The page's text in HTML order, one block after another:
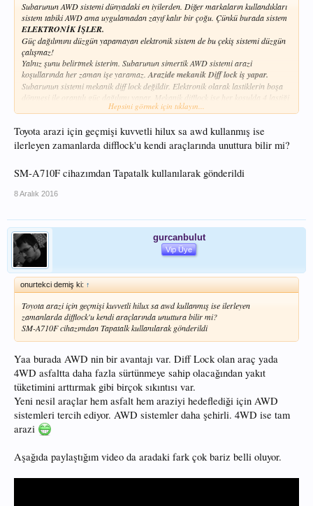
Subarunun AWD sistemi dünyadaki en iyilerden. Diğer markaların kullandıkları
sistem tabiki AWD ama uygulamadan zayıf kalır bir çoğu. Çünkü burada sistem
ELEKTRONİK İŞLER.
Güç dağılımını düzgün yapamayan elektronik sistem de bu çekiş sistemi düzgün
çalışmaz!
Yalnız şunu belirtmek isterim. Subarunun simertik AWD sistemi arazi
koşullarında her zaman işe yaramaz.Arazide mekanik Diff lock iş yapar.
Subarunun sistemi mekanik diff lock değildir. Elektronik olarak lastiklerin boşa
dönmesi ile orantılı güç dağılımı yapar. Mekanik difflock ise her koşulda 4 lastiği
sistem vardır. Arazi amaçlı kullanımlarda daha çok 4WD tercih edilir.
Evet günümüzde teknolojinin gelişmesi ile AWD sistemler oldukça gelişmiş ve
sistem kullanmaktadır. Oldukçada başarılıdır.
Hepsini görmek için tıklayın...
Toyota arazi için geçmişi kuvvetli hilux sa awd kullanmış ise
ilerleyen zamanlarda difflock'u kendi araçlarında unuttura bilir mi?
SM-A710F cihazımdan Tapatalk kullanılarak gönderildi
8 Aralık 2016
gurcanbulut
Vip Üye
onurtekci demiş ki: ↑
Toyota arazi için geçmişi kuvvetli hilux sa awd kullanmış ise ilerleyen
zamanlarda difflock'u kendi araçlarında unuttura bilir mi?
SM-A710F cihazımdan Tapatalk kullanılarak gönderildi
Yaa burada AWD nin bir avantajı var. Diff Lock olan araç yada
4WD asfaltta daha fazla sürtünmeye sahip olacağından yakıt
tüketimini arttırmak gibi birçok sıkıntısı var.
Yeni nesil araçlar hem asfalt hem araziyi hedeflediği için AWD
sistemleri tercih ediyor. AWD sistemler daha şehirli. 4WD ise tam
arazi
Aşağıda paylaştığım video da aradaki fark çok bariz belli oluyor.